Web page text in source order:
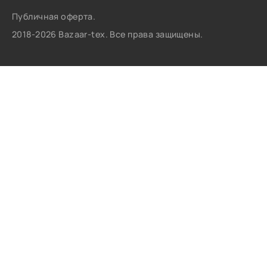
Публичная оферта.
2018-2026 Bazaar-tex. Все права защищены.